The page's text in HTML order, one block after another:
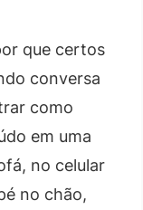
que certos
conversa
como
em uma
no celular
no chão,